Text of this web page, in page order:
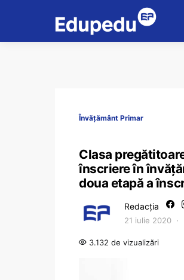
Învățământ Primar
Clasa
înscriere în
doua etapă a
Redacția
21 iulie 2020
3.132 de vizualizări